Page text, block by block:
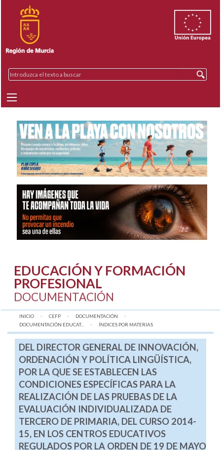
EDUCACIÓN Y FORMACIÓN
PROFESIONAL
DOCUMENTACIÓN
INICIO CEFP
DOCUMENTACIÓN
DOCUMENTACIÓN EDUCAT...
AQUÍ:
ÍNDICES POR MATERIAS
DEL DIRECTOR GENERAL DE INNOVACIÓN,
ORDENACIÓN Y POLÍTICA LINGÜÍSTICA,
POR LA QUE SE ESTABLECEN LAS
CONDICIONES ESPECÍFICAS PARA LA
REALIZACIÓN DE LAS PRUEBAS DE LA
EVALUACIÓN INDIVIDUALIZADA DE
TERCERO DE PRIMARIA, DEL CURSO 2014-
15, EN LOS CENTROS EDUCATIVOS
REGULADOS POR LA ORDEN DE 19 DE MAYO